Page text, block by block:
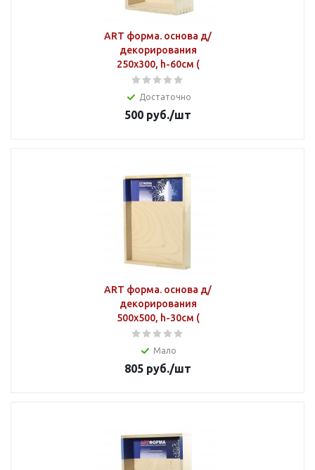
ART форма. основа д/
декорирования
250х300, h-60см (
Достаточно
500 руб./шт
ART форма. основа д/
декорирования
500х500, h-30см (
Мало
805 руб./шт